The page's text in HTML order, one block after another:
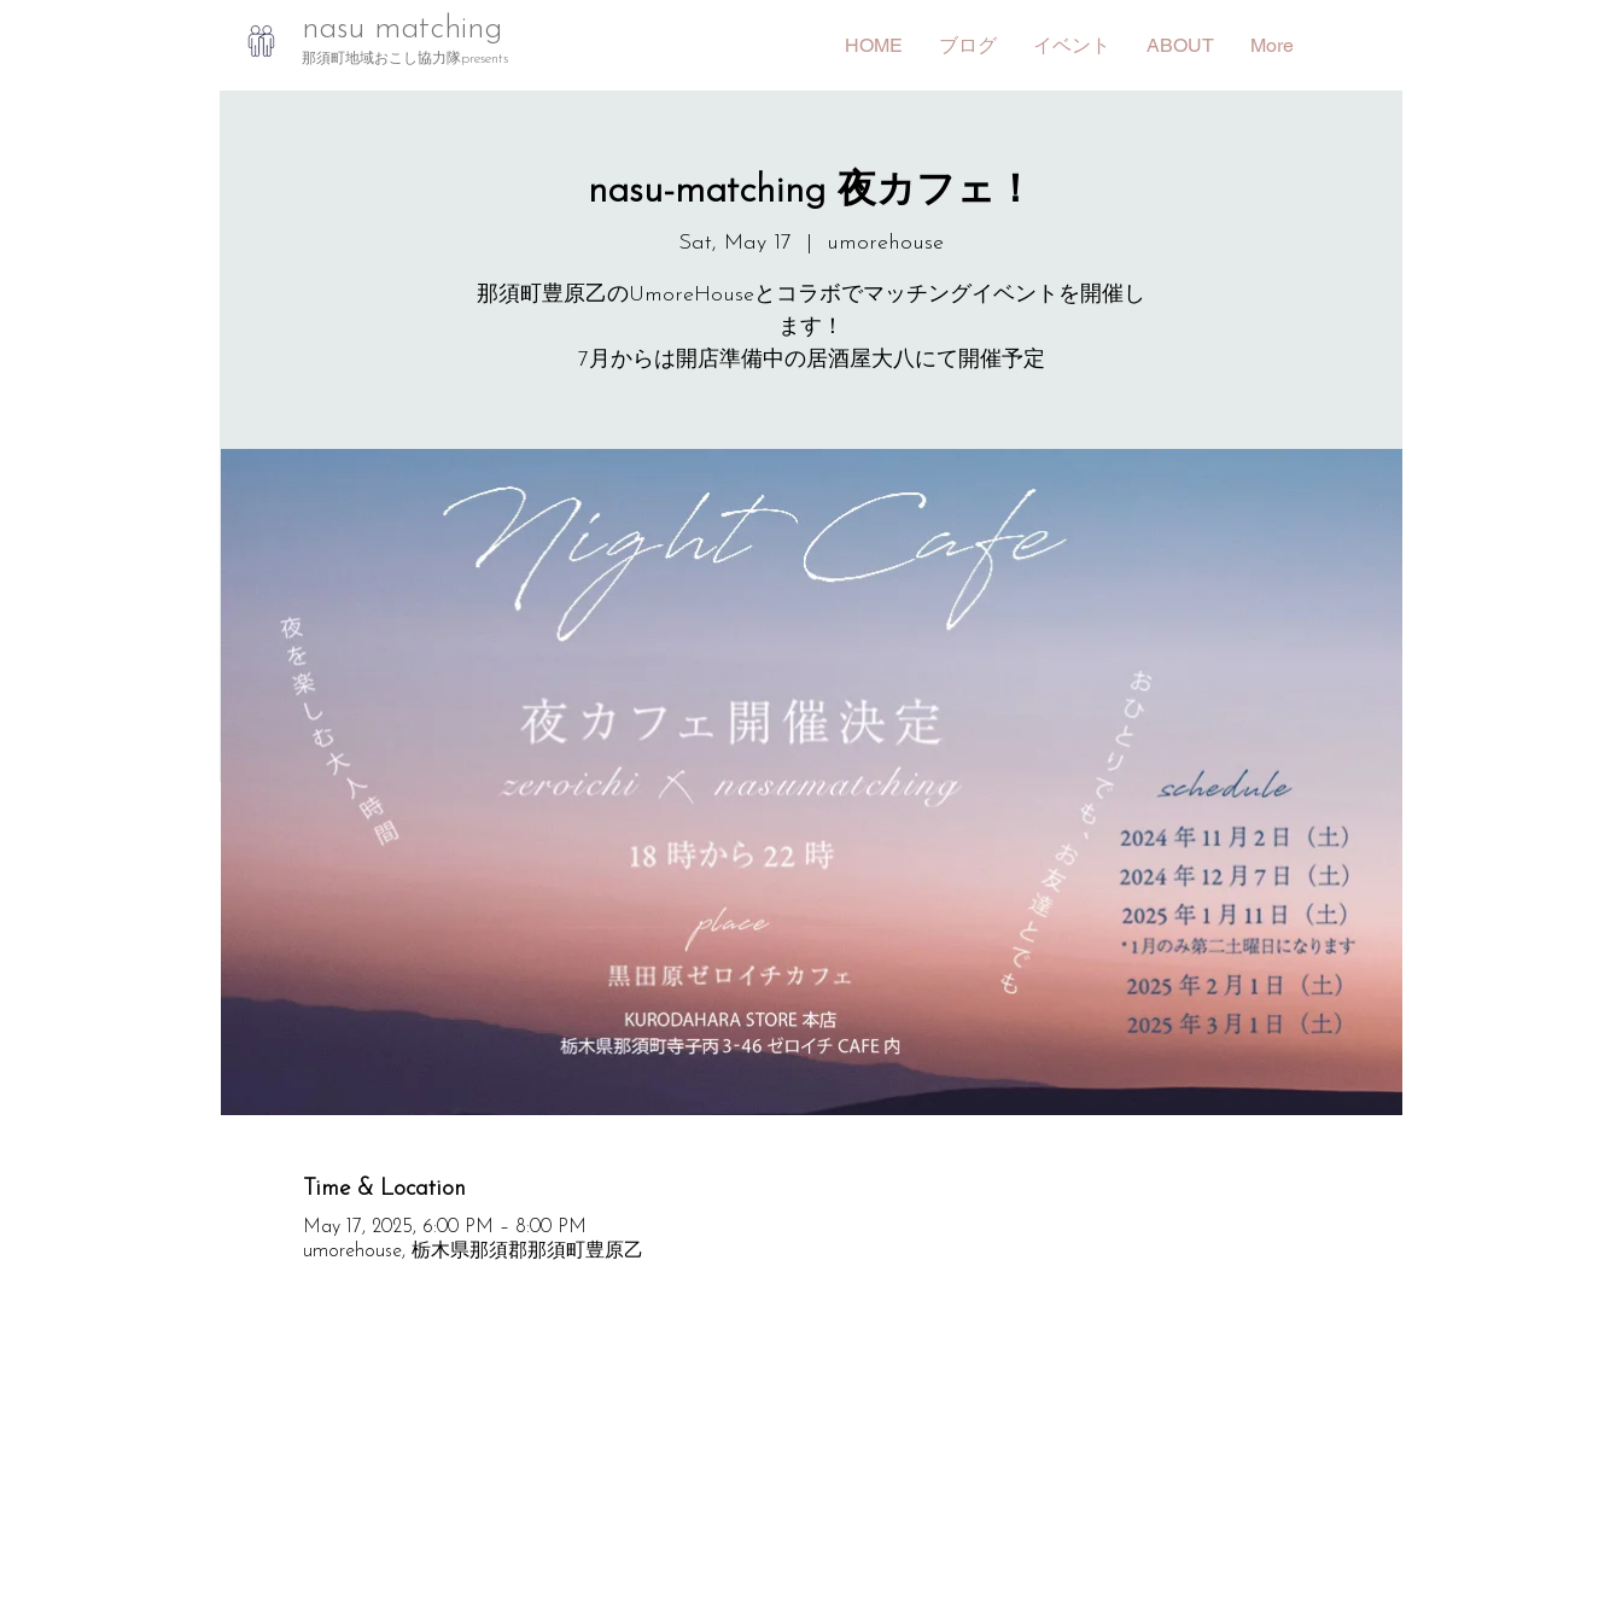
nasu matching
那須町地域おこし協力隊presents
HOME ブログ イベント ABOUT More
nasu-matching 夜カフェ！
Sat, May 17 umorehouse
那須町豊原乙のUmoreHouseとコラボでマッチングイベントを開催し
ます！
7月からは開店準備中の居酒屋大八にて開催予定
Time & Location
May 17, 2025, 6:00 PM – 8:00 PM
umorehouse, 栃木県那須郡那須町豊原乙